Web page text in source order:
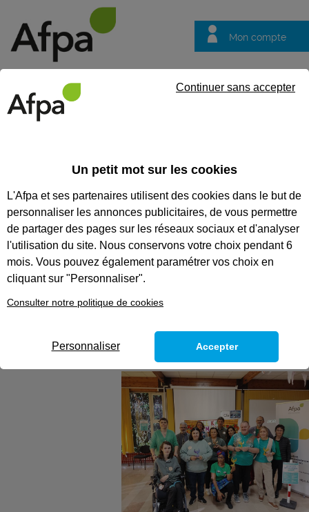
Mon compte
questions
Fil info
Le Village des
partages, un projet
collectif au service
des talents et du
lien humain
Un petit mot sur les cookies
L'Afpa et ses partenaires utilisent des cookies dans le but de
personnaliser les annonces publicitaires, de vous permettre
de partager des pages sur les réseaux sociaux et d'analyser
l'utilisation du site. Nous conservons votre choix pendant 6
mois. Vous pouvez également paramétrer vos choix en
cliquant sur "Personnaliser".
Consulter notre politique de cookies
Continuer sans accepter
Personnaliser Accepter